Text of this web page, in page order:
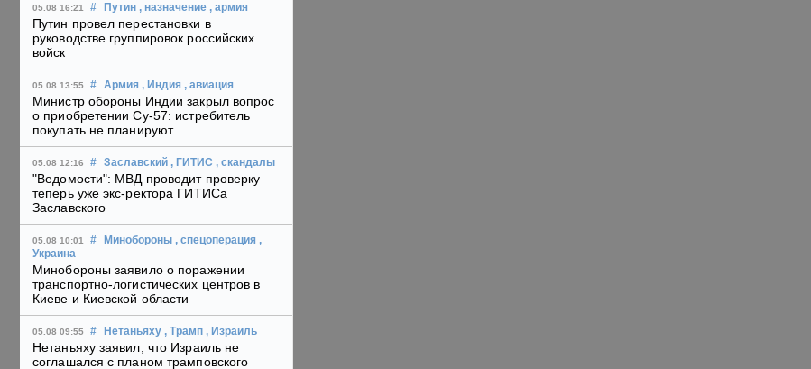
05.08 16:21 # Путин , назначение , армия
Путин провел перестановки в
руководстве группировок российских
войск
05.08 13:55 # Армия , Индия , авиация
Министр обороны Индии закрыл вопрос
о приобретении Су-57: истребитель
покупать не планируют
05.08 12:16 # Заславский , ГИТИС , скандалы
"Ведомости": МВД проводит проверку
теперь уже экс-ректора ГИТИСа
Заславского
05.08 10:01 # Минобороны , спецоперация ,
Украина
Минобороны заявило о поражении
транспортно-логистических центров в
Киеве и Киевской области
05.08 09:55 # Нетаньяху , Трамп , Израиль
Нетаньяху заявил, что Израиль не
соглашался с планом трамповского